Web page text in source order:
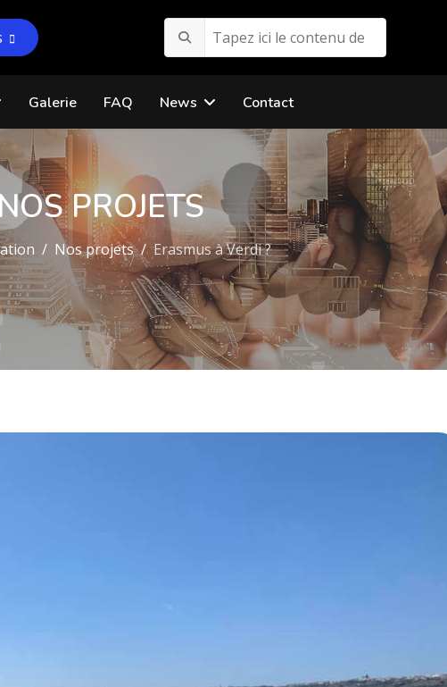
Galerie FAQ News Contact
NOS PROJETS
Nos projets Erasmus à Verdi ?